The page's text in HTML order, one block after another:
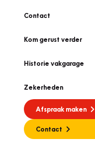
Contact
Kom gerust verder
Historie vakgarage
Zekerheden
Afspraak maken
Contact